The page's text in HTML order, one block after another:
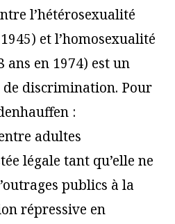
l’hétérosexualité
et l’homosexualité
ans en 1974) est un
discrimination. Pour
:
adultes
légale tant qu’elle ne
publics à la
répressive en